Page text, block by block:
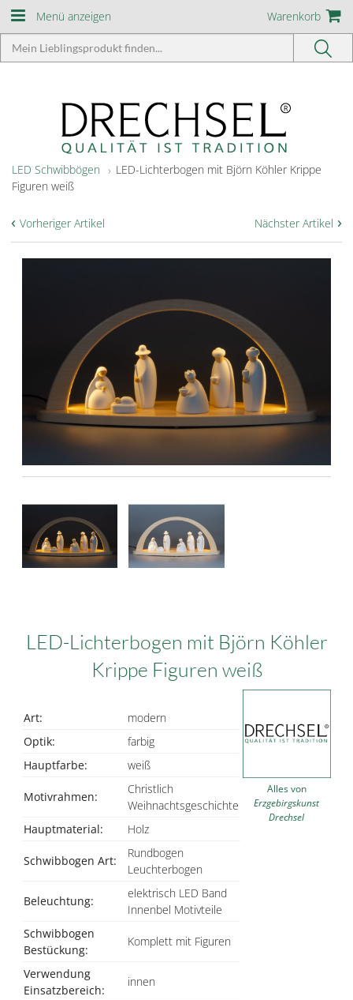
Menü anzeigen Warenkorb
LED Schwibbögen
LED-Lichterbogen mit Björn Köhler Krippe
Figuren weiß
Nächster Artikel ›
‹ Vorheriger Artikel
LED-Lichterbogen mit Björn Köhler
Krippe Figuren weiß
Art:
modern
Optik:
farbig
Hauptfarbe:
weiß
Motivrahmen:
Christlich
Weihnachtsgeschichte
Hauptmaterial:
Holz
Schwibbogen Art:
Rundbogen
Leuchterbogen
Beleuchtung:
elektrisch LED Band
Innenbel Motivteile
Schwibbogen
Bestückung:
Komplett mit Figuren
Verwendung
Einsatzbereich:
innen
Alles von
Erzgebirgskunst
Drechsel